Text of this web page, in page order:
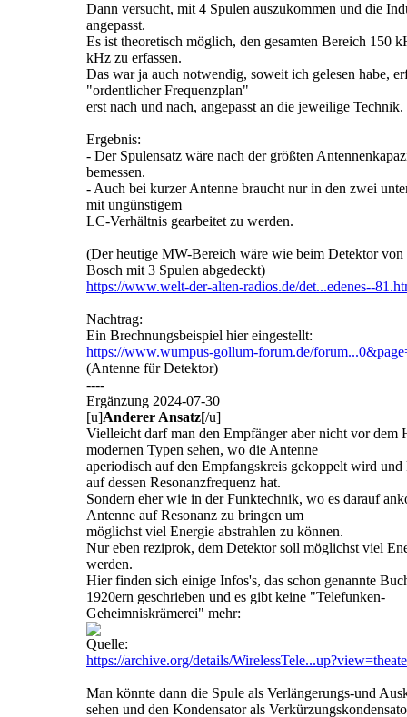
Dann versucht, mit 4 Spulen auszukommen und die
angepasst.
Es ist theoretisch möglich, den gesamten Bereich 150
kHz zu erfassen.
Das war ja auch notwendig, soweit ich gelesen habe,
"ordentlicher Frequenzplan"
erst nach und nach, angepasst an die jeweilige Technik.
Ergebnis:
- Der Spulensatz wäre nach der größten
bemessen.
- Auch bei kurzer Antenne braucht nur in den zwei
mit ungünstigem
LC-Verhältnis gearbeitet zu werden.
(Der heutige MW-Bereich wäre wie beim Detektor
Bosch mit 3 Spulen abgedeckt)
https://www.welt-der-alten-radios.de/det...edenes--
Nachtrag:
Ein Brechnungsbeispiel hier eingestellt:
https://www.wumpus-gollum-forum.de/
(Antenne für Detektor)
----
Ergänzung 2024-07-30
[u]Anderer Ansatz[/u]
Vielleicht darf man den Empfänger aber nicht vor dem
modernen Typen sehen, wo die Antenne
aperiodisch auf den Empfangskreis gekoppelt wird
auf dessen Resonanzfrequenz hat.
Sondern eher wie in der Funktechnik, wo es darauf
Antenne auf Resonanz zu bringen um
möglichst viel Energie abstrahlen zu können.
Nur eben reziprok, dem Detektor soll möglichst viel
werden.
Hier finden sich einige Infos's, das schon genannte
1920ern geschrieben und es gibt keine "Telefunken-
Geheimniskrämerei" mehr:
Quelle:
https://archive.org/details/
Man könnte dann die Spule als Verlängerungs-und
sehen und den Kondensator als